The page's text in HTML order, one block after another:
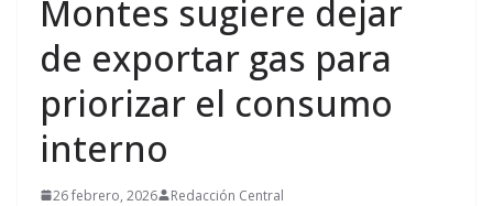
Montes sugiere dejar
de exportar gas para
priorizar el consumo
interno
26 febrero, 2026 Redacción Central